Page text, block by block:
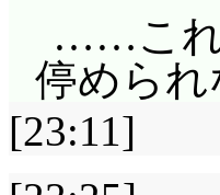
……これ
停めら
[23:11]